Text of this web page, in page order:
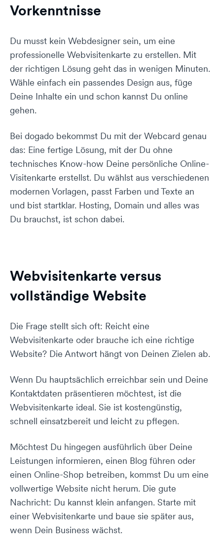
Vorkenntnisse
Du musst kein Webdesigner sein, um eine
professionelle Webvisitenkarte zu erstellen. Mit
der richtigen Lösung geht das in wenigen Minuten.
Wähle einfach ein passendes Design aus, füge
Deine Inhalte ein und schon kannst Du online
gehen.
Bei dogado bekommst Du mit der Webcard genau
das: Eine fertige Lösung, mit der Du ohne
technisches Know-how Deine persönliche Online-
Visitenkarte erstellst. Du wählst aus verschiedenen
modernen Vorlagen, passt Farben und Texte an
und bist startklar. Hosting, Domain und alles was
Du brauchst, ist schon dabei.
Webvisitenkarte versus
vollständige Website
Die Frage stellt sich oft: Reicht eine
Webvisitenkarte oder brauche ich eine richtige
Website? Die Antwort hängt von Deinen Zielen ab.
Wenn Du hauptsächlich erreichbar sein und Deine
Kontaktdaten präsentieren möchtest, ist die
Webvisitenkarte ideal. Sie ist kostengünstig,
schnell einsatzbereit und leicht zu pflegen.
Möchtest Du hingegen ausführlich über Deine
Leistungen informieren, einen Blog führen oder
einen Online-Shop betreiben, kommst Du um eine
vollwertige Website nicht herum. Die gute
Nachricht: Du kannst klein anfangen. Starte mit
einer Webvisitenkarte und baue sie später aus,
wenn Dein Business wächst.